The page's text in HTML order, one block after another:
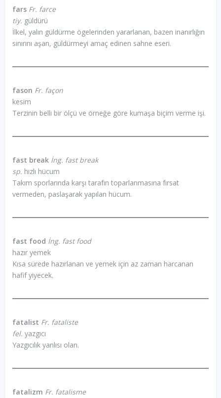
farsFr. farce
tiy. güldürü
İlkel, yalın güldürme ögelerinden yararlanan, bazen inanırlığın
sınırını aşan, güldürmeyi amaç edinen sahne eseri.
fason Fr. façon
kesim
Terzinin belli bir ölçü ve örneğe göre kumaşa biçim verme işi.
fast breakİng. fast break
sp. hızlı hücum
Takım sporlarında karşı tarafın toparlanmasına fırsat
vermeden, paslaşarak yapılan hücum.
fast food İng. fast food
hazır yemek
Kısa sürede hazırlanan ve yemek için az zaman harcanan
hafif yiyecek.
fatalist Fr. fataliste
fel. yazgıcı
Yazgıcılık yanlısı olan.
fatalizm Fr. fatalisme